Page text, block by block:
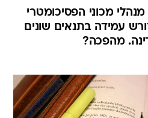
מכוני הפסיכומטרי
עמידה בתנאים שונים
מהפכה?